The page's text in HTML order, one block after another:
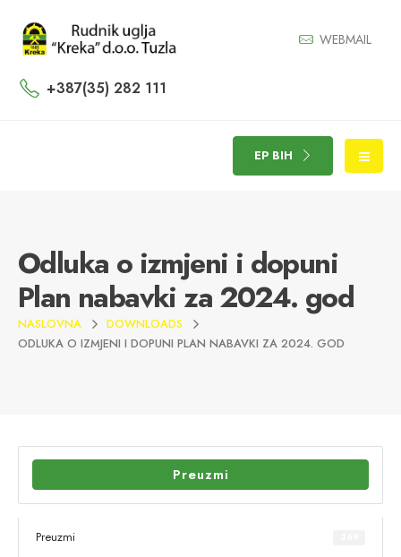
WEBMAIL
+387(35) 282 111
EP BIH
Odluka o izmjeni i dopuni
Plan nabavki za 2024. god
NASLOVNA
DOWNLOADS
ODLUKA O IZMJENI I DOPUNI PLAN NABAVKI ZA 2024. GOD
Preuzmi
Preuzmi